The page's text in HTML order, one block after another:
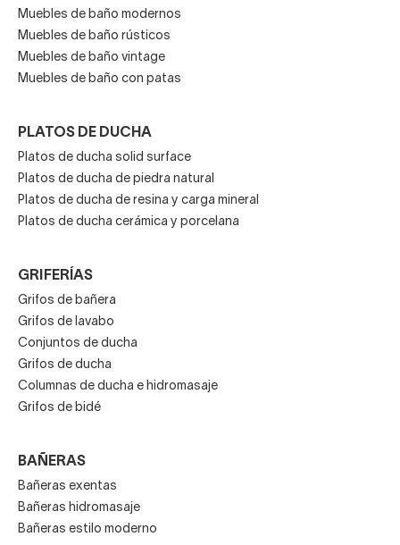
Muebles de baño modernos
Muebles de baño rústicos
Muebles de baño vintage
Muebles de baño con patas
PLATOS DE DUCHA
Platos de ducha solid surface
Platos de ducha de piedra natural
Platos de ducha de resina y carga mineral
Platos de ducha cerámica y porcelana
GRIFERÍAS
Grifos de bañera
Grifos de lavabo
Conjuntos de ducha
Grifos de ducha
Columnas de ducha e hidromasaje
Grifos de bidé
BAÑERAS
Bañeras exentas
Bañeras hidromasaje
Bañeras estilo moderno